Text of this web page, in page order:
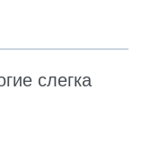
слегка